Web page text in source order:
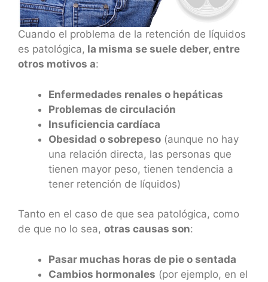
Cuando el problema de la retención de líquidos
es patológica, la misma se suele deber, entre
otros motivos a:
Enfermedades renales o hepáticas
Problemas de circulación
Insuficiencia cardíaca
Obesidad o sobrepeso (aunque no hay
una relación directa, las personas que
tienen mayor peso, tienen tendencia a
tener retención de líquidos)
Tanto en el caso de que sea patológica, como
de que no lo sea, otras causas son:
Pasar muchas horas de pie o sentada
Cambios hormonales (por ejemplo, en el